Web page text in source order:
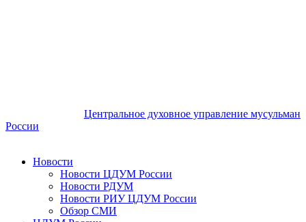
Центральное духовное управление мусульман
России
Новости
Новости ЦДУМ России
Новости РДУМ
Новости РИУ ЦДУМ России
Обзор СМИ